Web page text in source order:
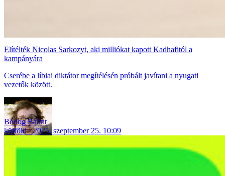
Elítélték Nicolas Sarkozyt, aki milliókat kapott Kadhafitól a
kampányára
Cserébe a líbiai diktátor megítélésén próbált javítani a nyugati
vezetők között.
Bódog Bálint
külföld
2025. szeptember 25. 10:09